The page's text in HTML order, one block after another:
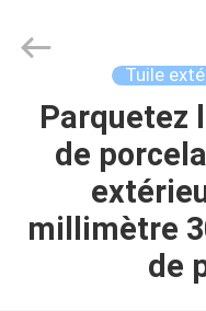
MAISON
CERAMICS
Reserved.
Tuile
Parquetez
de
millimètre
de